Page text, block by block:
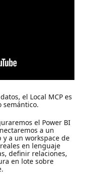
el Local MCP es
semántico.
el Power BI
a un
y a un workspace de
en lenguaje
definir relaciones,
en lote sobre